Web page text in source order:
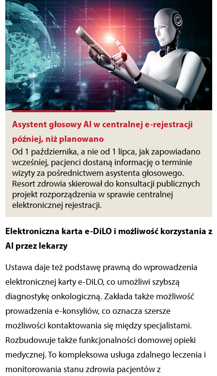
Asystent głosowy AI w centralnej e-rejestracji
później, niż planowano
Od 1 października, a nie od 1 lipca, jak zapowiadano
wcześniej, pacjenci dostaną informację o terminie
wizyty za pośrednictwem asystenta głosowego.
Resort zdrowia skierował do konsultacji publicznych
projekt rozporządzenia w sprawie centralnej
elektronicznej rejestracji.
Elektroniczna karta e-DiLO i możliwość korzystania z
AI przez lekarzy
Ustawa daje też podstawę prawną do wprowadzenia
elektronicznej karty e-DiLO, co umożliwi szybszą
diagnostykę onkologiczną. Zakłada także możliwość
prowadzenia e-konsyliów, co oznacza szersze
możliwości kontaktowania się między specjalistami.
Rozbudowuje także funkcjonalności domowej opieki
medycznej. To kompleksowa usługa zdalnego leczenia i
monitorowania stanu zdrowia pacjentów z